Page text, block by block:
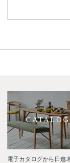
電子カタログから日進